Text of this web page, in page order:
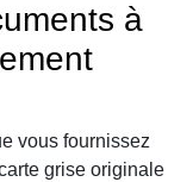
à
vous fournissez
grise originale